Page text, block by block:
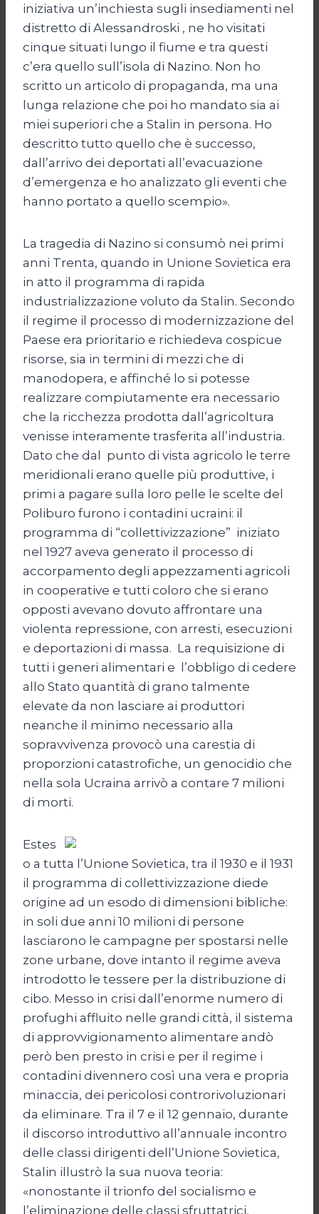
iniziativa un’inchiesta sugli insediamenti nel
distretto di Alessandroski , ne ho visitati
cinque situati lungo il fiume e tra questi
c’era quello sull’isola di Nazino. Non ho
scritto un articolo di propaganda, ma una
lunga relazione che poi ho mandato sia ai
miei superiori che a Stalin in persona. Ho
descritto tutto quello che è successo,
dall’arrivo dei deportati all’evacuazione
d’emergenza e ho analizzato gli eventi che
hanno portato a quello scempio».
La tragedia di Nazino si consumò nei primi
anni Trenta, quando in Unione Sovietica era
in atto il programma di rapida
industrializzazione voluto da Stalin. Secondo
il regime il processo di modernizzazione del
Paese era prioritario e richiedeva cospicue
risorse, sia in termini di mezzi che di
manodopera, e affinché lo si potesse
realizzare compiutamente era necessario
che la ricchezza prodotta dall’agricoltura
venisse interamente trasferita all’industria.
Dato che dal punto di vista agricolo le terre
meridionali erano quelle più produttive, i
primi a pagare sulla loro pelle le scelte del
Poliburo furono i contadini ucraini: il
programma di “collettivizzazione” iniziato
nel 1927 aveva generato il processo di
accorpamento degli appezzamenti agricoli
in cooperative e tutti coloro che si erano
opposti avevano dovuto affrontare una
violenta repressione, con arresti, esecuzioni
e deportazioni di massa. La requisizione di
tutti i generi alimentari e l’obbligo di cedere
allo Stato quantità di grano talmente
elevate da non lasciare ai produttori
neanche il minimo necessario alla
sopravvivenza provocò una carestia di
proporzioni catastrofiche, un genocidio che
nella sola Ucraina arrivò a contare 7 milioni
di morti.
Estes
o a tutta l’Unione Sovietica, tra il 1930 e il 1931
il programma di collettivizzazione diede
origine ad un esodo di dimensioni bibliche:
in soli due anni 10 milioni di persone
lasciarono le campagne per spostarsi nelle
zone urbane, dove intanto il regime aveva
introdotto le tessere per la distribuzione di
cibo. Messo in crisi dall’enorme numero di
profughi affluito nelle grandi città, il sistema
di approvvigionamento alimentare andò
però ben presto in crisi e per il regime i
contadini divennero così una vera e propria
minaccia, dei pericolosi controrivoluzionari
da eliminare. Tra il 7 e il 12 gennaio, durante
il discorso introduttivo all’annuale incontro
delle classi dirigenti dell’Unione Sovietica,
Stalin illustrò la sua nuova teoria:
«nonostante il trionfo del socialismo e
l’eliminazione delle classi sfruttatrici,